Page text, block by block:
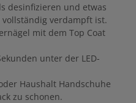
desinfizieren und etwas
verdampft ist.
mit dem Top Coat
unter der LED-
Haushalt Handschuhe
zu schonen.